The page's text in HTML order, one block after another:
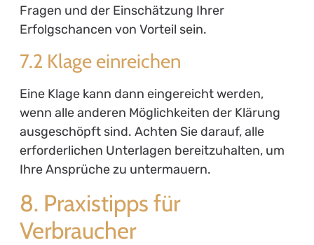
Fragen und der Einschätzung Ihrer
Erfolgschancen von Vorteil sein.
7.2 Klage einreichen
Eine Klage kann dann eingereicht werden,
wenn alle anderen Möglichkeiten der Klärung
ausgeschöpft sind. Achten Sie darauf, alle
erforderlichen Unterlagen bereitzuhalten, um
Ihre Ansprüche zu untermauern.
8. Praxistipps für
Verbraucher